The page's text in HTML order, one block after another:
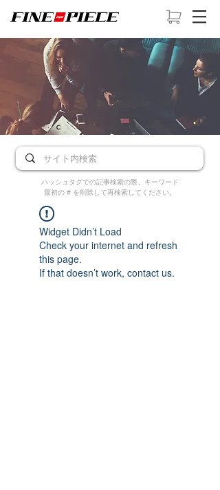
ハッシュタグでの記事検索の際、キーワード
最初の # を削除して再検索してください。
Widget Didn’t Load
Check your internet and refresh
this page.
If that doesn’t work, contact us.